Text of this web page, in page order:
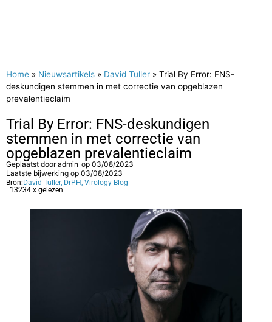
Home » Nieuwsartikels » David Tuller » Trial By Error: FNS-
deskundigen stemmen in met correctie van opgeblazen
prevalentieclaim
Trial By Error: FNS-deskundigen
stemmen in met correctie van
opgeblazen prevalentieclaim
Geplaatst dooradmin op 03/08/2023
Laatste bijwerking op 03/08/2023
Bron: David Tuller, DrPH, Virology Blog
| 13234 x gelezen